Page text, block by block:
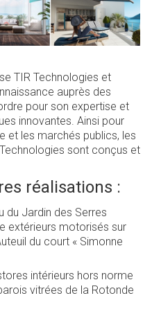
TIR Technologies et
auprès des
pour son expertise et
innovantes. Ainsi pour
et les marchés publics, les
sont conçus et
réalisations :
du Jardin des Serres
extérieurs motorisés sur
du court « Simonne
intérieurs hors norme
vitrées de la Rotonde